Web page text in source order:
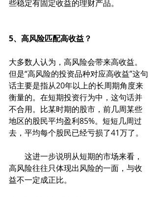
些稳定有固定收益的理财产品。
5、高风险匹配高收益？
大多数人认为，高风险会带来高收益。
但是“高风险的投资品种对应高收益”这句
话主要是指从20年以上的长周期角度来
衡量的。在短期投资行为中，这句话并
不合用。比某时期的股市，前几周某些
地区的股民平均盈利85%。短短几周过
去，平均每个股民已经亏损了41万了。
这进一步说明从短期的市场来看，
高风险往往只体现出风险的一面，与收
益不一定成正比。